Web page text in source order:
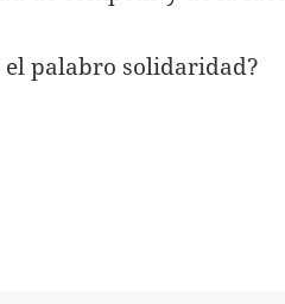
el palabro solidaridad?